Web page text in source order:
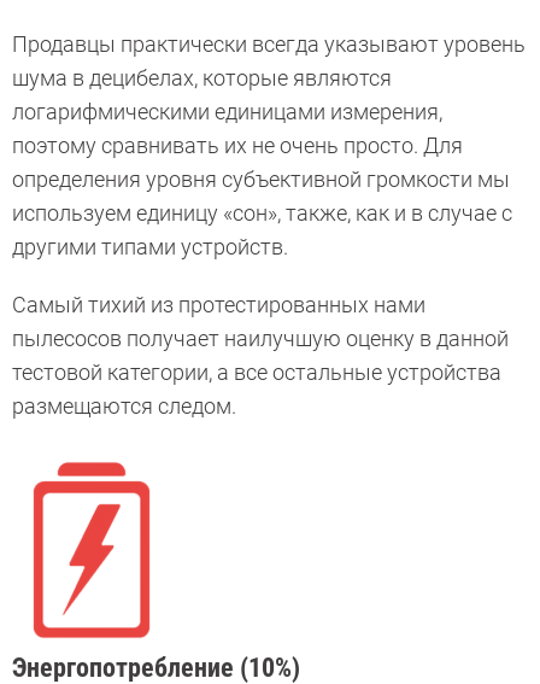
Продавцы практически всегда указывают уровень
шума в децибелах, которые являются
логарифмическими единицами измерения,
поэтому сравнивать их не очень просто. Для
определения уровня субъективной громкости мы
используем единицу «сон», также, как и в случае с
другими типами устройств.
Самый тихий из протестированных нами
пылесосов получает наилучшую оценку в данной
тестовой категории, а все остальные устройства
размещаются следом.
Энергопотребление (10%)